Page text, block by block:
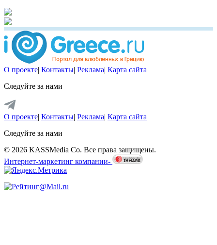
О проекте| Контакты| Реклама| Карта сайта
Следуйте за нами
О проекте| Контакты| Реклама| Карта сайта
Следуйте за нами
© 2026 KASSMedia Co. Все права защищены.
Интернет-маркетинг компании-